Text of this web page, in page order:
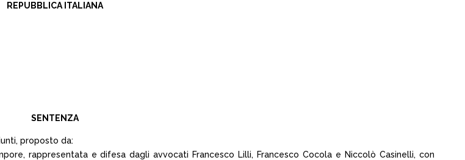
REPUBBLICA ITALIANA
SENTENZA
proposto da:
rappresentata e difesa dagli avvocati Francesco Lilli, Francesco Cocola e Niccolò Casinelli, con